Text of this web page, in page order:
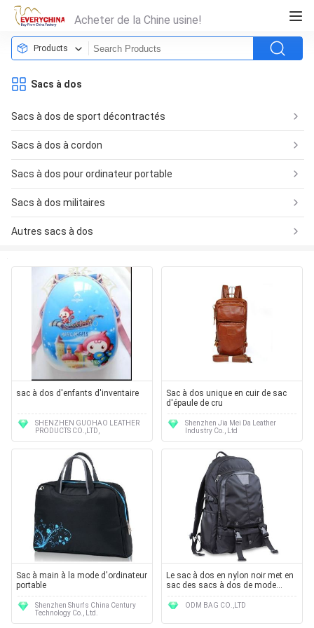
Acheter de la Chine usine!
Products
Sacs à dos
Sacs à dos de sport décontractés
Sacs à dos à cordon
Sacs à dos pour ordinateur portable
Sacs à dos militaires
Autres sacs à dos
sac à dos d'enfants d'inventaire
SHENZHEN GUOHAO LEATHER
PRODUCTS CO.,LTD,
Sac à dos unique en cuir de sac
d'épaule de cru
Shenzhen Jia Mei Da Leather
Industry Co., Ltd
Sac à main à la mode d'ordinateur
portable
Shenzhen Shun's China Century
Technology Co., Ltd.
Le sac à dos en nylon noir met en
sac des sacs à dos de mode
d'école pour l'ordinateur portable
ODM BAG CO.,LTD